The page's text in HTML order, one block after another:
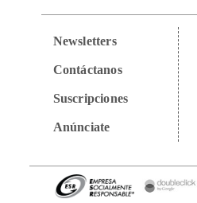
Newsletters
Contáctanos
Suscripciones
Anúnciate